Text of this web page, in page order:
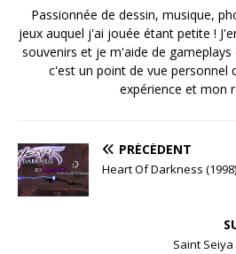
Passionnée de dessin, musique,
jeux auquel j'ai jouée étant petite !
souvenirs et je m'aide de
c'est un point de vue personnel
expérience et mon
PRÉCÉDENT
Heart Of Darkness (1998)
Saint Seiya